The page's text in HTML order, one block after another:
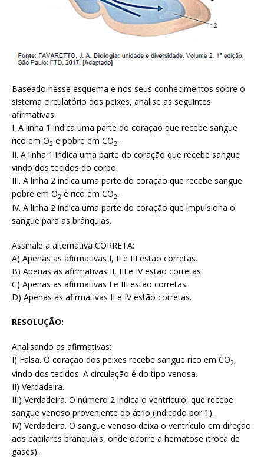
Baseado nesse esquema e nos seus conhecimentos sobre o
sistema circulatório dos peixes, analise as seguintes
afirmativas:
I. A linha 1 indica uma parte do coração que recebe sangue
rico em O2 e pobre em CO2.
II. A linha 1 indica uma parte do coração que recebe sangue
vindo dos tecidos do corpo.
III. A linha 2 indica uma parte do coração que recebe sangue
pobre em O2 e rico em CO2.
IV. A linha 2 indica uma parte do coração que impulsiona o
sangue para as brânquias.
Assinale a alternativa CORRETA:
A) Apenas as afirmativas I, II e III estão corretas.
B) Apenas as afirmativas II, III e IV estão corretas.
C) Apenas as afirmativas I e III estão corretas.
D) Apenas as afirmativas II e IV estão corretas.
RESOLUÇÃO:
Analisando as afirmativas:
I) Falsa. O coração dos peixes recebe sangue rico em CO2,
vindo dos tecidos. A circulação é do tipo venosa.
II) Verdadeira.
III) Verdadeira. O número 2 indica o ventrículo, que recebe
sangue venoso proveniente do átrio (indicado por 1).
IV) Verdadeira. O sangue venoso deixa o ventrículo em direção
aos capilares branquiais, onde ocorre a hematose (troca de
gases).